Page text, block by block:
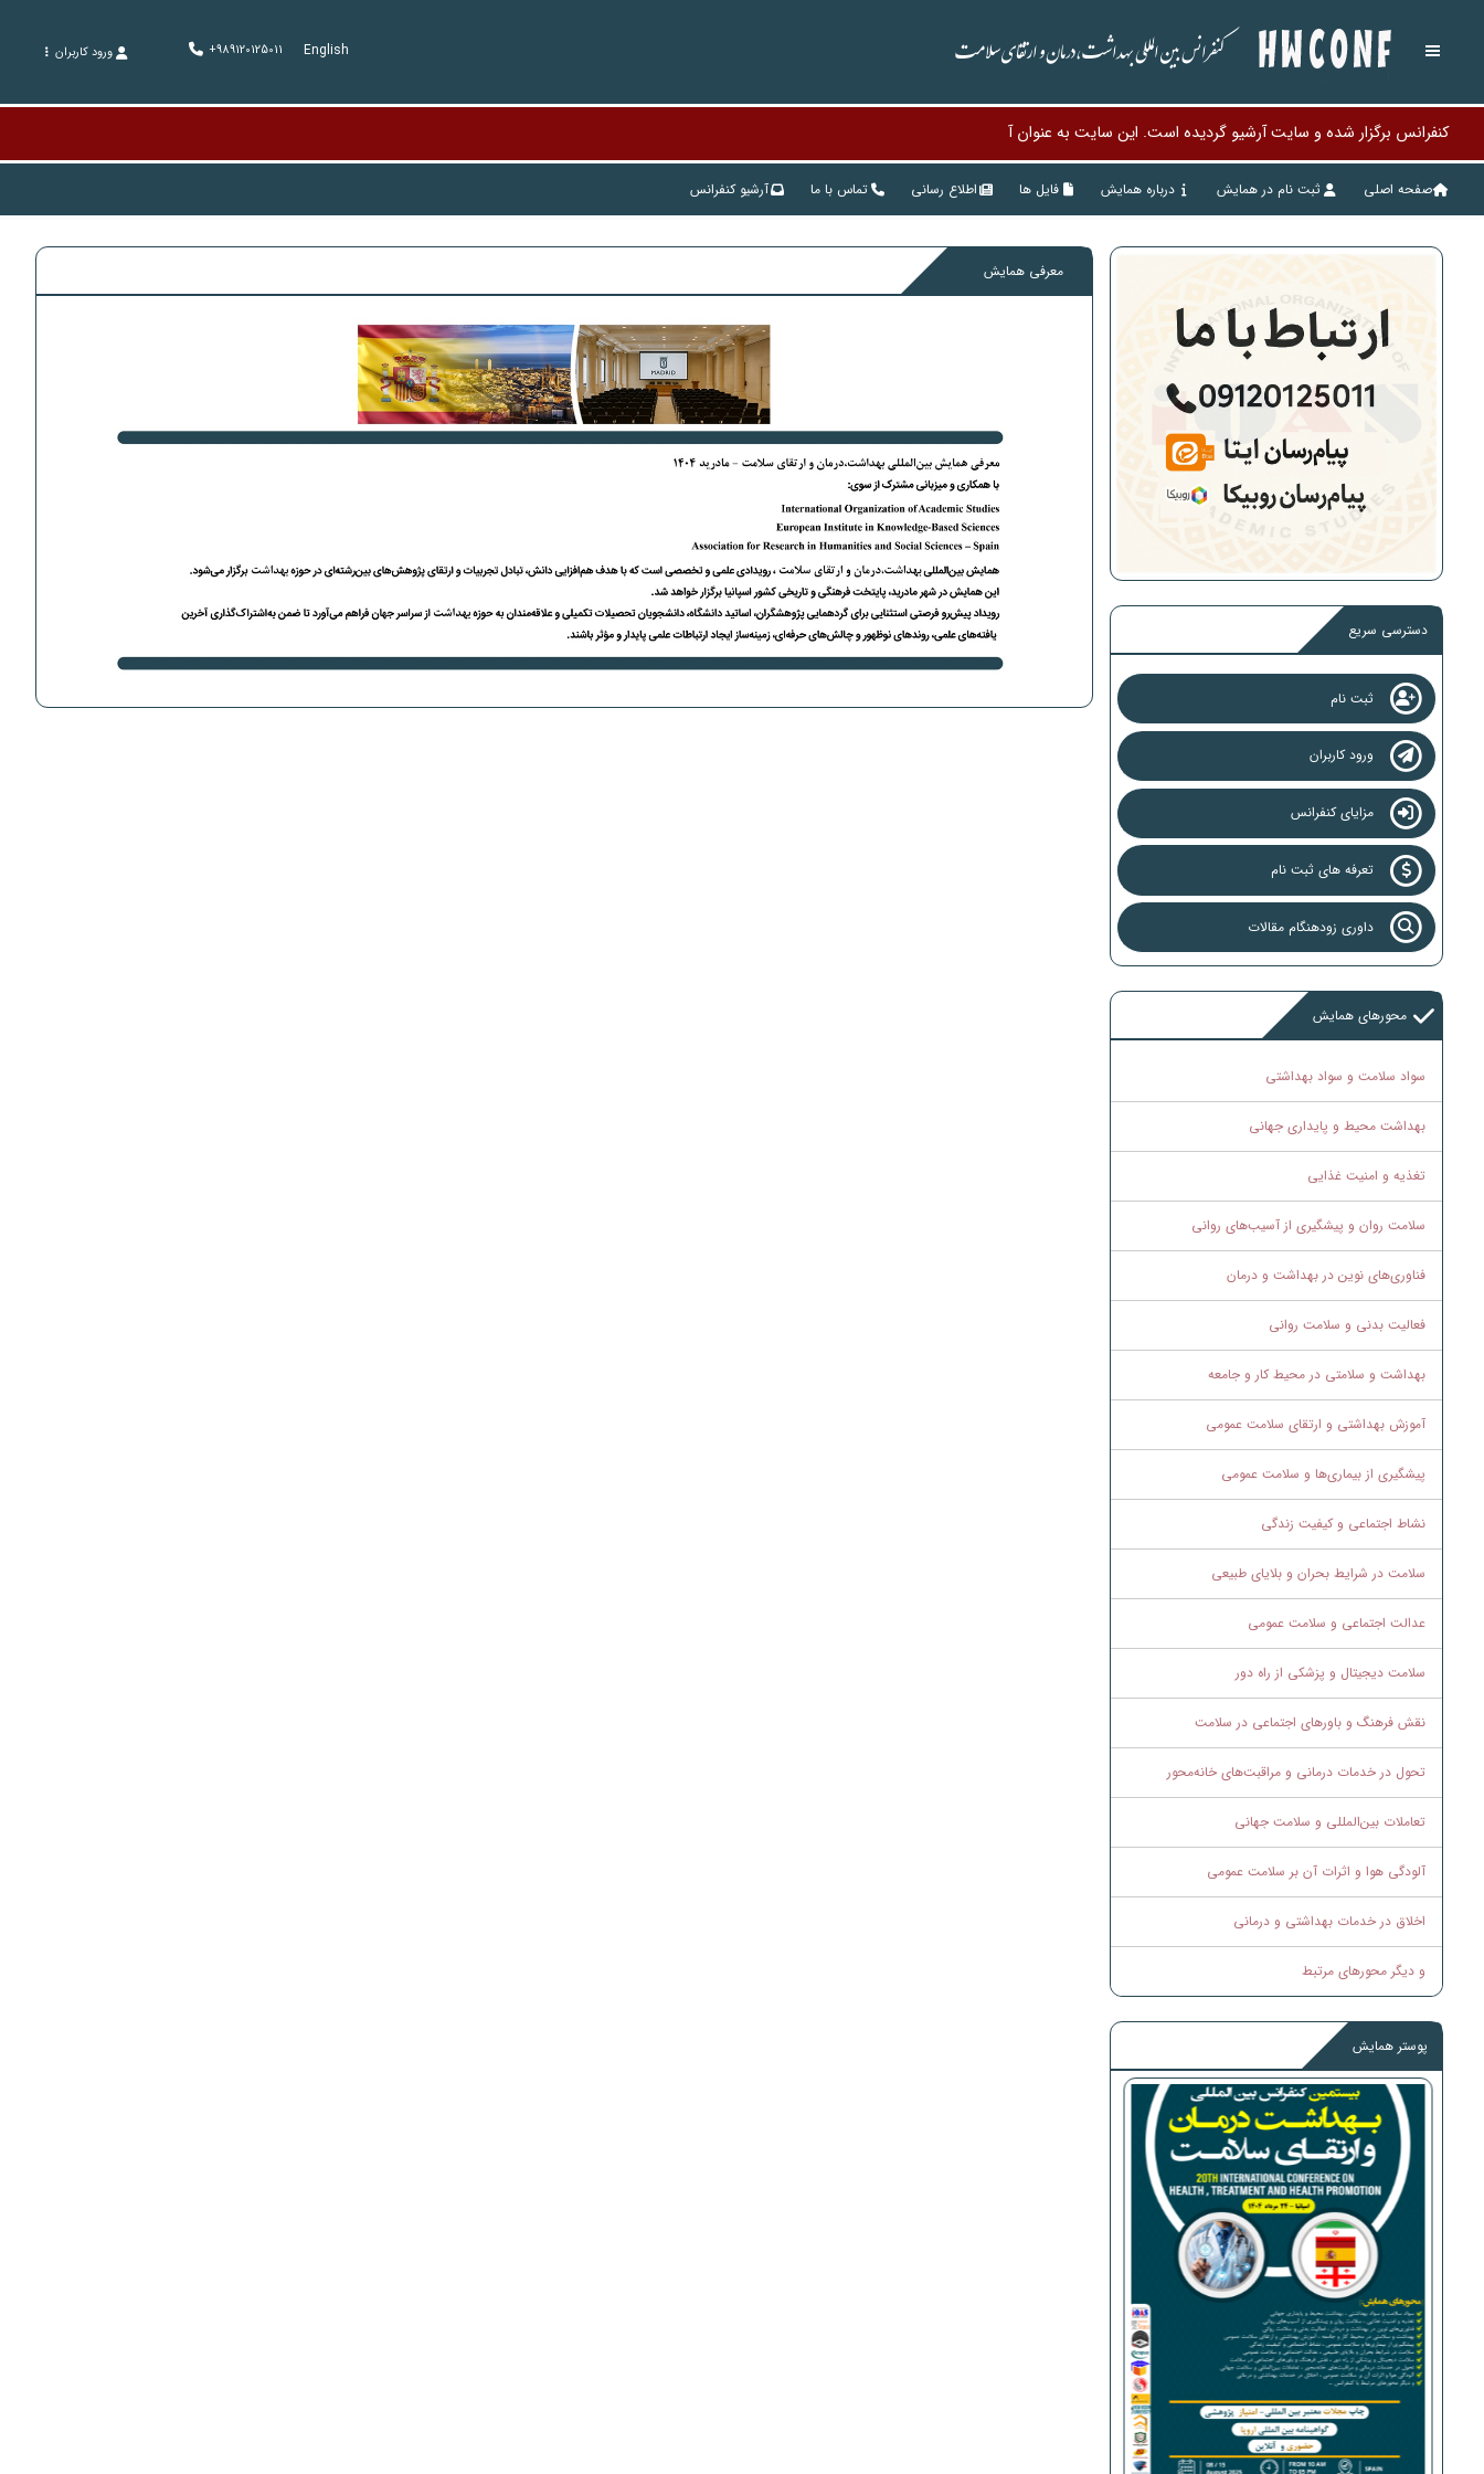
کنفرانس بین المللی بهداشت،درمان و ارتقای سلامت English
+989120125011 ورود کاربران
کنفرانس برگزار شده و سایت آرشیو گردیده است. این سایت به عنوان آرشیو نگهداری و دی
صفحه اصلی ثبت نام در همایش درباره همایش فایل ها اطلاع رسانی تماس با ما آرشیو کنفرانس
دسترسی سریع
ثبت نام
ورود کاربران
مزایای کنفرانس
تعرفه های ثبت نام
داوری زودهنگام مقالات
محورهای همایش
سواد سلامت و سواد بهداشتی
بهداشت محیط و پایداری جهانی
تغذیه و امنیت غذایی
سلامت روان و پیشگیری از آسیب‌های روانی
فناوری‌های نوین در بهداشت و درمان
فعالیت بدنی و سلامت روانی
بهداشت و سلامتی در محیط کار و جامعه
آموزش بهداشتی و ارتقای سلامت عمومی
پیشگیری از بیماری‌ها و سلامت عمومی
نشاط اجتماعی و کیفیت زندگی
سلامت در شرایط بحران و بلایای طبیعی
عدالت اجتماعی و سلامت عمومی
سلامت دیجیتال و پزشکی از راه دور
نقش فرهنگ و باورهای اجتماعی در سلامت
تحول در خدمات درمانی و مراقبت‌های خانه‌محور
تعاملات بین‌المللی و سلامت جهانی
آلودگی هوا و اثرات آن بر سلامت عمومی
اخلاق در خدمات بهداشتی و درمانی
و دیگر محورهای مرتبط
پوستر همایش
معرفی همایش